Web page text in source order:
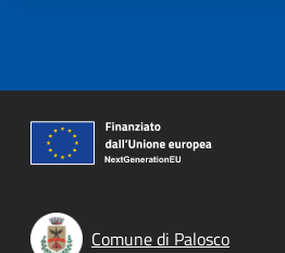
Comune di Palosco